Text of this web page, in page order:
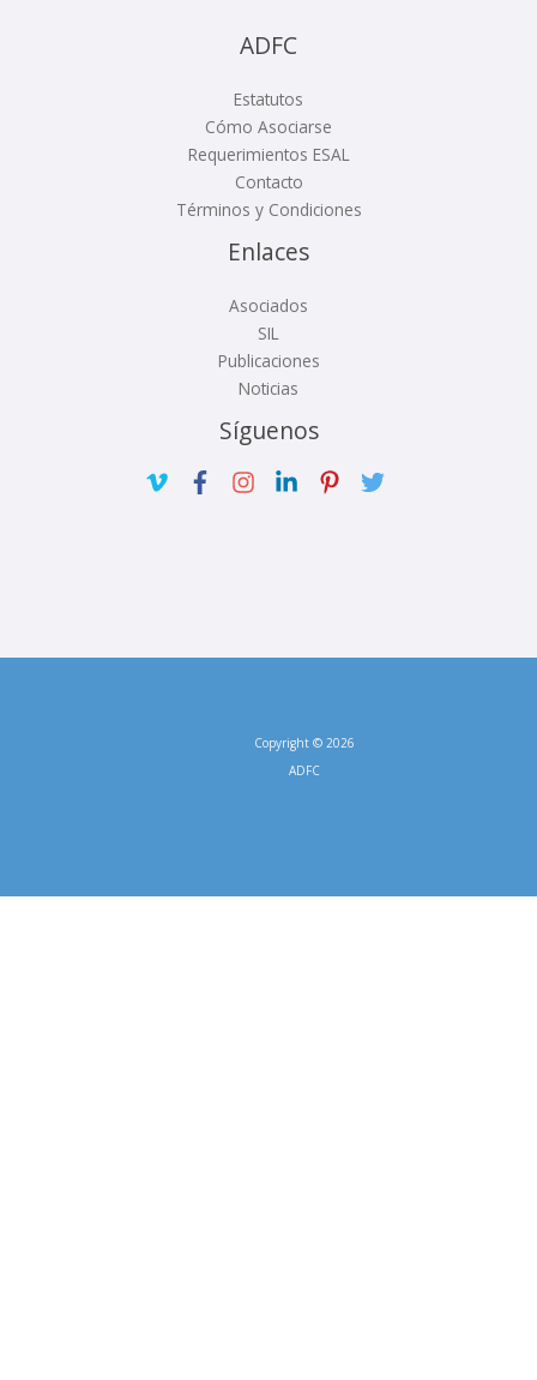
ADFC
Estatutos
Cómo Asociarse
Requerimientos ESAL
Contacto
Términos y Condiciones
Enlaces
Asociados
SIL
Publicaciones
Noticias
Síguenos
Copyright © 2026
ADFC